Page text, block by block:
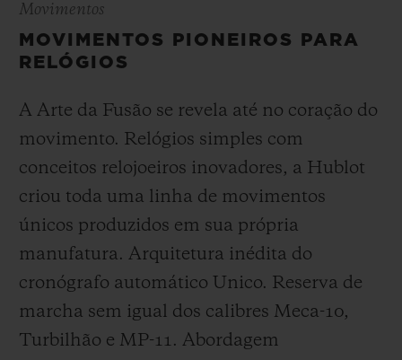
Movimentos
MOVIMENTOS PIONEIROS PARA
RELÓGIOS
A Arte da Fusão se revela até no coração do
movimento. Relógios simples com
conceitos relojoeiros inovadores, a Hublot
criou toda uma linha de movimentos
únicos produzidos em sua própria
manufatura. Arquitetura inédita do
cronógrafo automático Unico. Reserva de
marcha sem igual dos calibres Meca-10,
Turbilhão e MP-11. Abordagem